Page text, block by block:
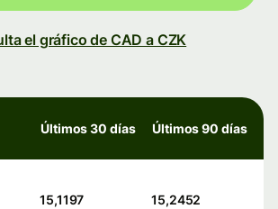
el gráfico de CAD a CZK
Últimos 30 días Últimos 90 días
15,1197 15,2452